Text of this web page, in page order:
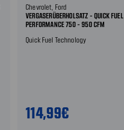
Chevrolet, Ford
VERGASERÜBERHOLSATZ - QUICK FUEL
PERFORMANCE 750 - 950 CFM
Quick Fuel Technology
114,99€